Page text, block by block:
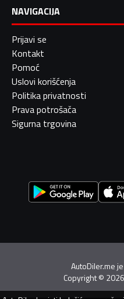
NAVIGACIJA
Prijavi se
Kontakt
Pomoć
Uslovi korišćenja
Politika privatnosti
Prava potrošača
Sigurna trgovina
AutoDiler.me
Copyright©